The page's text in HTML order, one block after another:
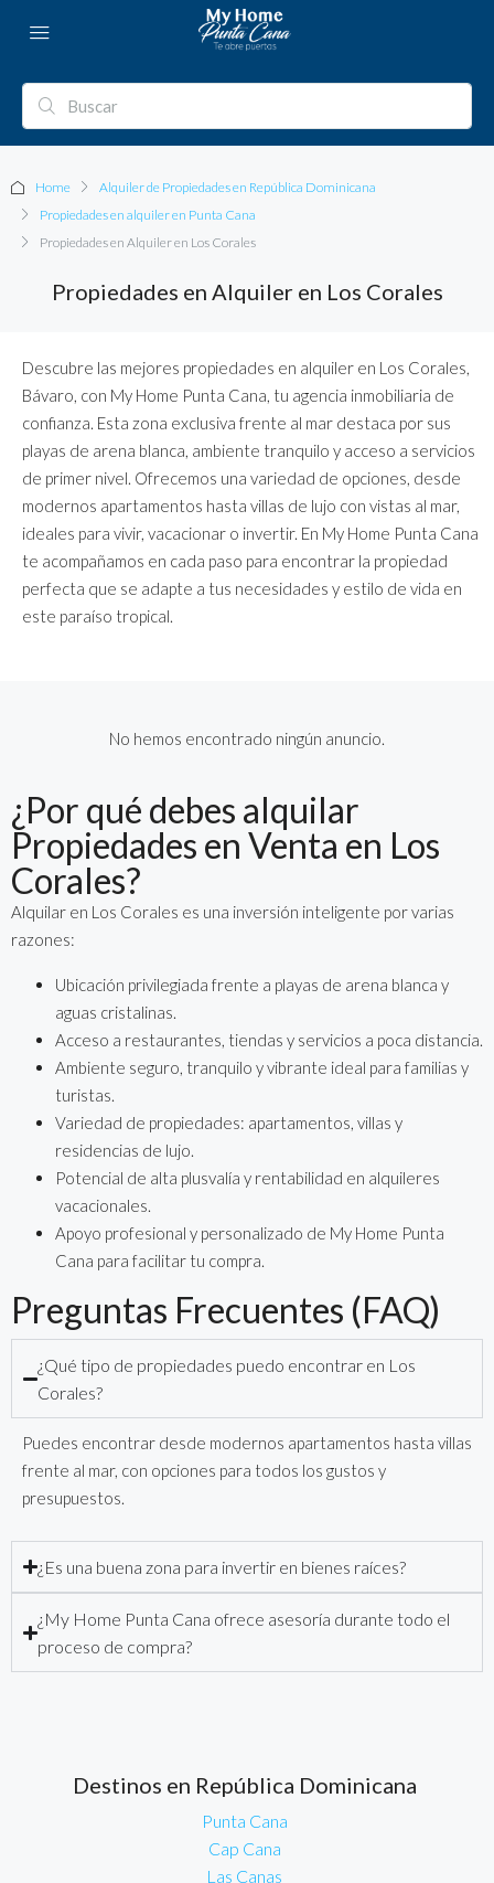
Home
Alquiler de Propiedades en República Dominicana
Propiedades en alquiler en Punta Cana
Propiedades en Alquiler en Los Corales
Propiedades en Alquiler en Los Corales
Descubre las mejores propiedades en alquiler en Los Corales,
Bávaro, con My Home Punta Cana, tu agencia inmobiliaria de
confianza. Esta zona exclusiva frente al mar destaca por sus
playas de arena blanca, ambiente tranquilo y acceso a servicios
de primer nivel. Ofrecemos una variedad de opciones, desde
modernos apartamentos hasta villas de lujo con vistas al mar,
ideales para vivir, vacacionar o invertir. En My Home Punta Cana
te acompañamos en cada paso para encontrar la propiedad
perfecta que se adapte a tus necesidades y estilo de vida en
este paraíso tropical.
No hemos encontrado ningún anuncio.
¿Por qué debes alquilar
Propiedades en Venta en Los
Corales?
Alquilar en Los Corales es una inversión inteligente por varias
razones:
Ubicación privilegiada frente a playas de arena blanca y
aguas cristalinas.
Acceso a restaurantes, tiendas y servicios a poca distancia.
Ambiente seguro, tranquilo y vibrante ideal para familias y
turistas.
Variedad de propiedades: apartamentos, villas y
residencias de lujo.
Potencial de alta plusvalía y rentabilidad en alquileres
vacacionales.
Apoyo profesional y personalizado de My Home Punta
Cana para facilitar tu compra.
Preguntas Frecuentes (FAQ)
¿Qué tipo de propiedades puedo encontrar en Los
Corales?
Puedes encontrar desde modernos apartamentos hasta villas
frente al mar, con opciones para todos los gustos y
presupuestos.
¿Es una buena zona para invertir en bienes raíces?
¿My Home Punta Cana ofrece asesoría durante todo el
proceso de compra?
Destinos en República Dominicana
Punta Cana
Cap Cana
Las Canas